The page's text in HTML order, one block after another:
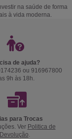
na saúde de forma
à vida moderna.
de ajuda?
ou 916967800
9h às 18h.
para Trocas
Ver Politica de
Devolução.